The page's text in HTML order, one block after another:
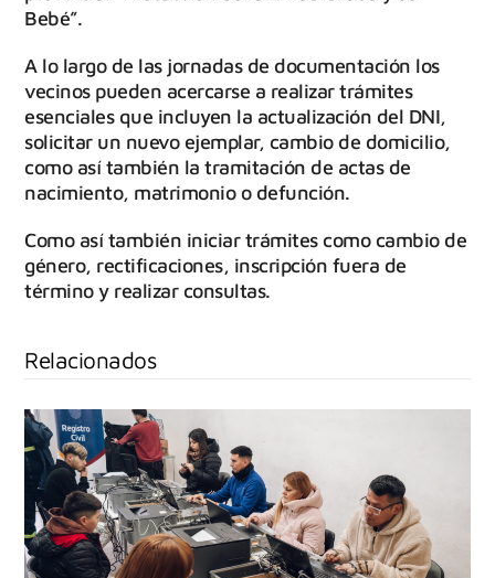
Bebé”.
A lo largo de las jornadas de documentación los
vecinos pueden acercarse a realizar trámites
esenciales que incluyen la actualización del DNI,
solicitar un nuevo ejemplar, cambio de domicilio,
como así también la tramitación de actas de
nacimiento, matrimonio o defunción.
Como así también iniciar trámites como cambio de
género, rectificaciones, inscripción fuera de
término y realizar consultas.
Relacionados